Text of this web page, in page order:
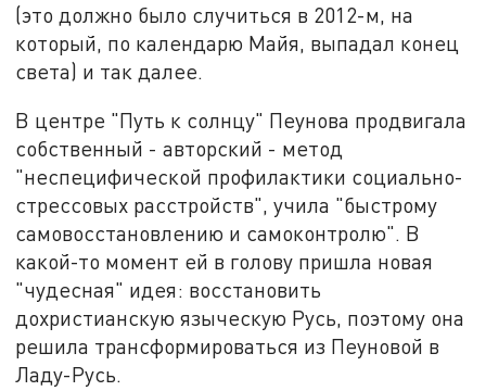
(это должно было случиться в 2012-м, на
который, по календарю Майя, выпадал конец
света) и так далее.
В центре "Путь к солнцу" Пеунова продвигала
собственный - авторский - метод
"неспецифической профилактики социально-
стрессовых расстройств", учила "быстрому
самовосстановлению и самоконтролю". В
какой-то момент ей в голову пришла новая
"чудесная" идея: восстановить
дохристианскую языческую Русь, поэтому она
решила трансформироваться из Пеуновой в
Ладу-Русь.